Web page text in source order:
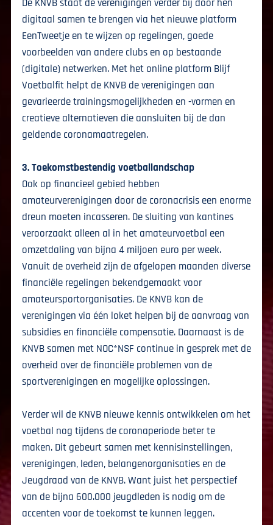
De KNVB staat de verenigingen verder bij door hen
digitaal samen te brengen via het nieuwe platform
EenTweetje en te wijzen op regelingen, goede
voorbeelden van andere clubs en op bestaande
(digitale) netwerken. Met het online platform Blijf
Voetbalfit helpt de KNVB de verenigingen aan
gevarieerde trainingsmogelijkheden en -vormen en
creatieve alternatieven die aansluiten bij de dan
geldende coronamaatregelen.
3. Toekomstbestendig voetballandschap
Ook op financieel gebied hebben
amateurverenigingen door de coronacrisis een enorme
dreun moeten incasseren. De sluiting van kantines
veroorzaakt alleen al in het amateurvoetbal een
omzetdaling van bijna 4 miljoen euro per week.
Vanuit de overheid zijn de afgelopen maanden diverse
financiële regelingen bekendgemaakt voor
amateursportorganisaties. De KNVB kan de
verenigingen via één loket helpen bij de aanvraag van
subsidies en financiële compensatie. Daarnaast is de
KNVB samen met NOC*NSF continue in gesprek met de
overheid over de financiële problemen van de
sportverenigingen en mogelijke oplossingen.
Verder wil de KNVB nieuwe kennis ontwikkelen om het
voetbal nog tijdens de coronaperiode beter te
maken. Dit gebeurt samen met kennisinstellingen,
verenigingen, leden, belangenorganisaties en de
Jeugdraad van de KNVB. Want juist het perspectief
van de bijna 600.000 jeugdleden is nodig om de
accenten voor de toekomst te kunnen leggen.